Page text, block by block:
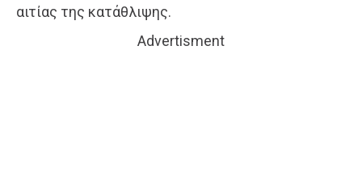
αιτίας της κατάθλιψης.
Advertisment